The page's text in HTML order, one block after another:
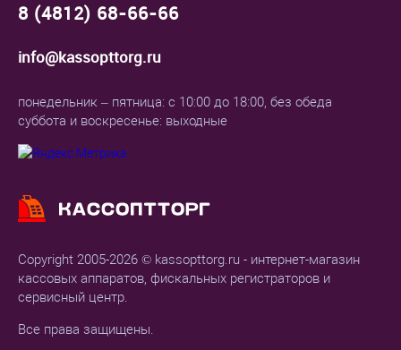
Copyright 2005-2026 © kassopttorg.ru - интернет-магазин
кассовых аппаратов, фискальных регистраторов и
сервисный центр.
Все права защищены.
8 (4812) 68-66-66
info@kassopttorg.ru
понедельник – пятница: с 10:00 до 18:00, без обеда
суббота и воскресенье: выходные